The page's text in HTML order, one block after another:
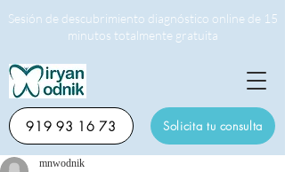
Solicita tu consulta
919 93 16 73
Sesión de descubrimiento diagnóstico online de 15
minutos totalmente gratuita
mnwodnik